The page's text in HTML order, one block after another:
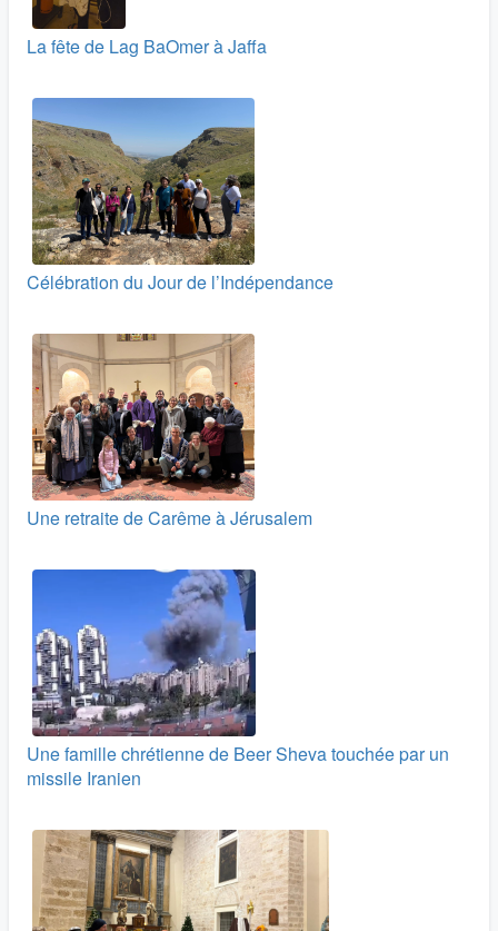
La fête de Lag BaOmer à Jaffa
Célébration du Jour de l’Indépendance
Une retraite de Carême à Jérusalem
Une famille chrétienne de Beer Sheva touchée par un
missile Iranien